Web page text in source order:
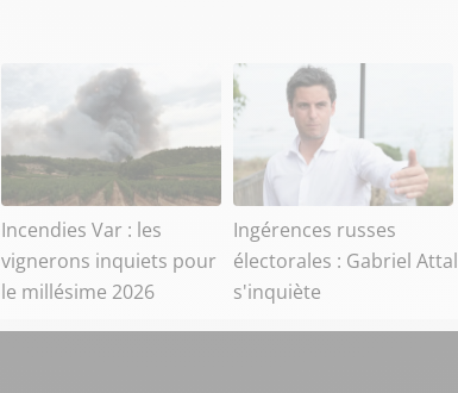
Incendies Var : les
vignerons inquiets pour
le millésime 2026
Ingérences russes
électorales : Gabriel Attal
s'inquiète